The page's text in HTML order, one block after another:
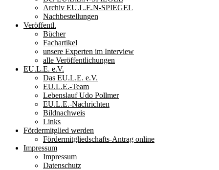
Archiv EU.L.E.N-SPIEGEL
Nachbestellungen
Veröffentl.
Bücher
Fachartikel
unsere Experten im Interview
alle Veröffentlichungen
EU.L.E. e.V.
Das EU.L.E. e.V.
EU.L.E.-Team
Lebenslauf Udo Pollmer
EU.L.E.-Nachrichten
Bildnachweis
Links
Fördermitglied werden
Fördermitgliedschafts-Antrag online
Impressum
Impressum
Datenschutz